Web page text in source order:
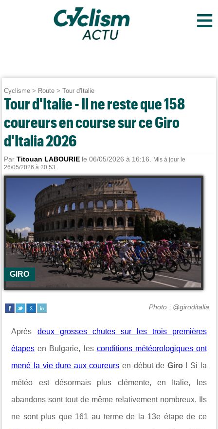
≡
Cyclisme > Route >Tour d'Italie
Tour d'Italie - Il ne reste que 158
coureurs en course sur ce Giro
d'Italia 2026
ParTitouan LABOURIE le 06/05/2026 à 16:16.
Mis à jour le
26/05/2026 à 20:53.
GIRO
Photo : @giroditalia
Après deux grosses chutes sur les trois premières
étapes en Bulgarie, les conditions météorologiques ont
mené la vie dure aux coureurs en début de Giro ! Si la
météo est désormais plus clémente, en Italie, les
abandons sont tout de même relativement nombreux. Ils
ne sont plus que 161 au terme de la 13e étape de ce